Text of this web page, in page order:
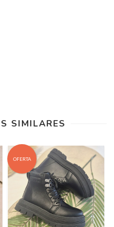
SIMILARES
OFERTA